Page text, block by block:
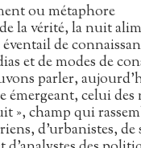
ou métaphore
la vérité, la nuit
de
et de modes de
parler,
émergeant, celui
», champ qui
d’urbanistes, de